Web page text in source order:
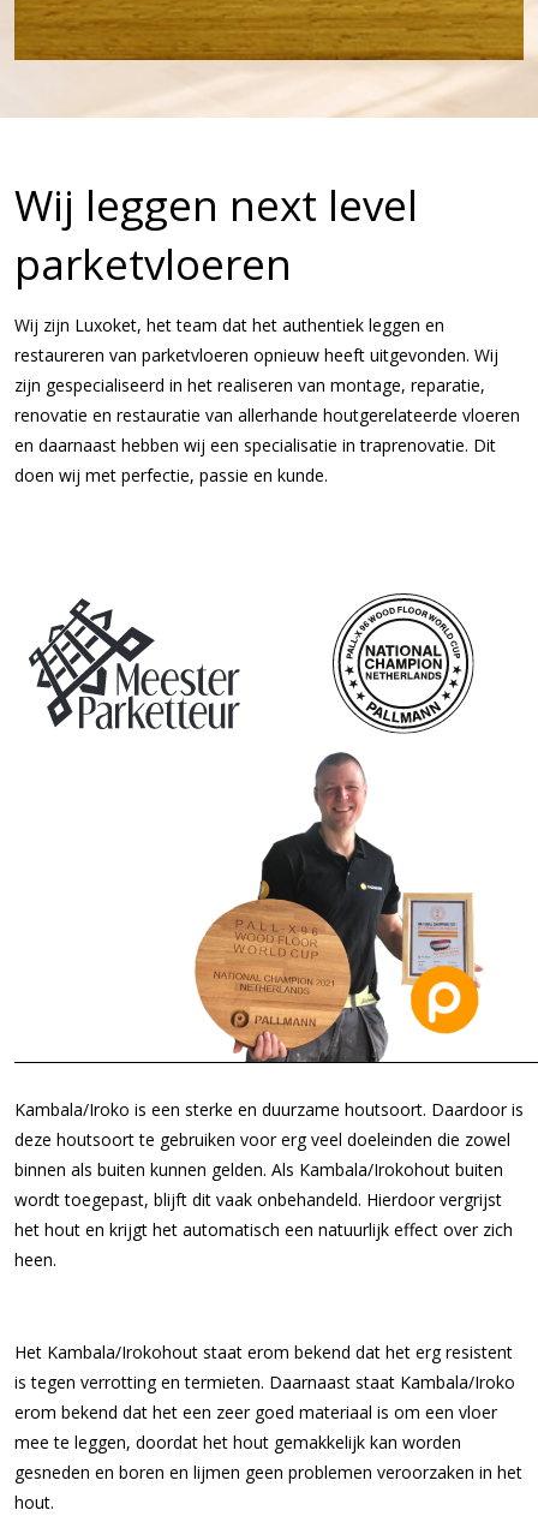
Wij leggen next level
parketvloeren
Wij zijn Luxoket, het team dat het authentiek leggen en
restaureren van parketvloeren opnieuw heeft uitgevonden. Wij
zijn gespecialiseerd in het realiseren van montage, reparatie,
renovatie en restauratie van allerhande houtgerelateerde vloeren
en daarnaast hebben wij een specialisatie in traprenovatie. Dit
doen wij met perfectie, passie en kunde.
Kambala/Iroko is een sterke en duurzame houtsoort. Daardoor is
deze houtsoort te gebruiken voor erg veel doeleinden die zowel
binnen als buiten kunnen gelden. Als Kambala/Irokohout buiten
wordt toegepast, blijft dit vaak onbehandeld. Hierdoor vergrijst
het hout en krijgt het automatisch een natuurlijk effect over zich
heen.
Het Kambala/Irokohout staat erom bekend dat het erg resistent
is tegen verrotting en termieten. Daarnaast staat Kambala/Iroko
erom bekend dat het een zeer goed materiaal is om een vloer
mee te leggen, doordat het hout gemakkelijk kan worden
gesneden en boren en lijmen geen problemen veroorzaken in het
hout.